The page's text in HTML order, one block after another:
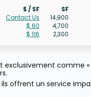
$ / SF SF
Contact Us 14,900
$ 60 4,700
$ 116 2,300
exclusivement comme
offrent un service